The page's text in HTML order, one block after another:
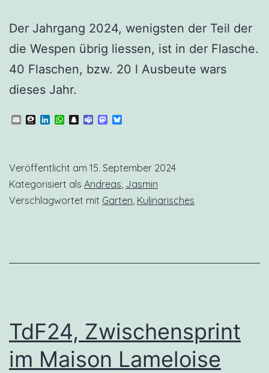
Der Jahrgang 2024, wenigsten der Teil der
die Wespen übrig liessen, ist in der Flasche.
40 Flaschen, bzw. 20 l Ausbeute wars
dieses Jahr.
EmailThreema
LinkedIn
WhatsApp
Snapchat
TeamsMastodon
Veröffentlicht am 15. September 2024
Kategorisiert als Andreas Jasmin
Verschlagwortet mit Garten Kulinarisches
TdF24, Zwischensprint
im Maison Lameloise